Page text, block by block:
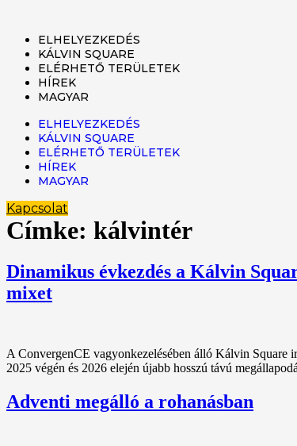
ELHELYEZKEDÉS
KÁLVIN SQUARE
ELÉRHETŐ TERÜLETEK
HÍREK
MAGYAR
ELHELYEZKEDÉS
KÁLVIN SQUARE
ELÉRHETŐ TERÜLETEK
HÍREK
MAGYAR
Kapcsolat
Címke: kálvintér
Dinamikus évkezdés a Kálvin
mixet
A ConvergenCE vagyonkezelésében álló Kálvin Square
2025 végén és 2026 elején újabb hosszú távú
Adventi megálló a rohanásban